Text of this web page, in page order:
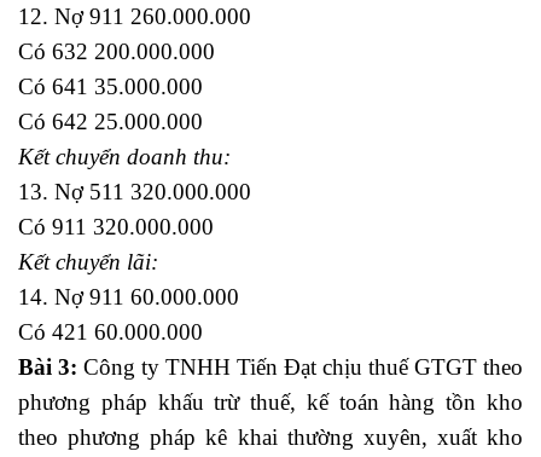
12. Nợ 911 260.000.000
Có 632 200.000.000
Có 641 35.000.000
Có 642 25.000.000
Kết chuyển doanh thu:
13. Nợ 511 320.000.000
Có 911 320.000.000
Kết chuyển lãi:
14. Nợ 911 60.000.000
Có 421 60.000.000
Bài 3: Công ty TNHH Tiến Đạt chịu thuế GTGT theo
phương pháp khấu trừ thuế, kế toán hàng tồn kho
theo phương pháp kê khai thường xuyên, xuất kho